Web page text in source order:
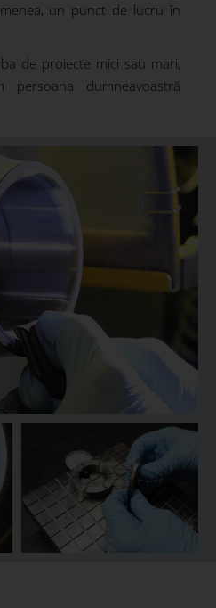
un punct de lucru în
de proiecte mici sau mari,
dumneavoastră